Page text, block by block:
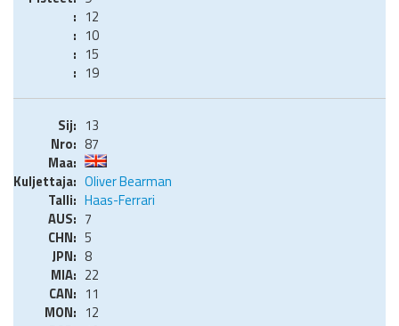
12
10
15
19
13
87
Oliver Bearman
Haas-Ferrari
7
5
8
22
11
12